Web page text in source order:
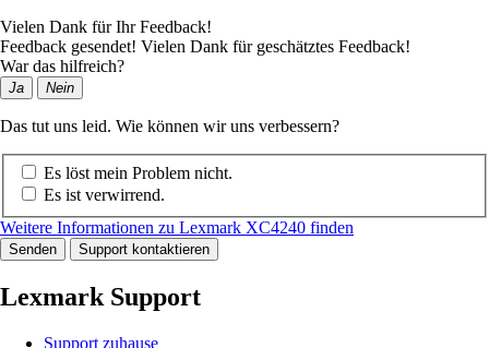
Vielen Dank für Ihr Feedback!
Feedback gesendet! Vielen Dank für geschätztes Feedback!
War das hilfreich?
Ja Nein
Das tut uns leid. Wie können wir uns verbessern?
Es löst mein Problem nicht.
Es ist verwirrend.
Weitere Informationen zu Lexmark XC4240 finden
Senden Support kontaktieren
Lexmark Support
Support zuhause